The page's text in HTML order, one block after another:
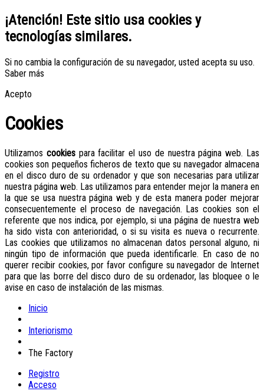
¡Atención! Este sitio usa cookies y
tecnologías similares.
Si no cambia la configuración de su navegador, usted acepta su uso.
Saber más
Acepto
Cookies
Utilizamos cookiespara facilitar el uso de nuestra página web. Las
cookies son pequeños ficheros de texto que su navegador almacena
en el disco duro de su ordenador y que son necesarias para utilizar
nuestra página web. Las utilizamos para entender mejor la manera en
la que se usa nuestra página web y de esta manera poder mejorar
consecuentemente el proceso de navegación. Las cookies son el
referente que nos indica, por ejemplo, si una página de nuestra web
ha sido vista con anterioridad, o si su visita es nueva o recurrente.
Las cookies que utilizamos no almacenan datos personal alguno, ni
ningún tipo de información que pueda identificarle. En caso de no
querer recibir cookies, por favor configure su navegador de Internet
para que las borre del disco duro de su ordenador, las bloquee o le
avise en caso de instalación de las mismas.
Inicio
Interiorismo
The Factory
Registro
Acceso